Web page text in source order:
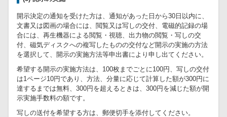
開示決定の通知を受けた方は、通知があった日から30日以内に、
文書又は図画の場合には、閲覧又は写しの交付、電磁的記録の場
合には、再生機器による閲覧・視聴、出力物の閲覧・写しの交
付、磁気ディスクへの複写したものの交付など開示の実施の方法
を選択して、開示の実施方法等申出書により申し出てください。
希望する開示の実施方法は、100枚までごとに100円、写しの交付
は1ページ10円であり、方法、分量に応じて計算した額が300円に
達するまでは無料、300円を超えるときは、300円を減じた額が開
示実施手数料の額です。
写しの送付を希望する方は、郵便切手を添付してください。